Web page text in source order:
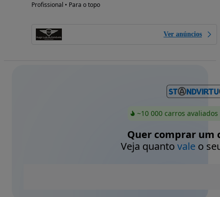
Profissional • Para o topo
Ver anúncios
~10 000 carros
Quer comprar um
Veja quanto valeo